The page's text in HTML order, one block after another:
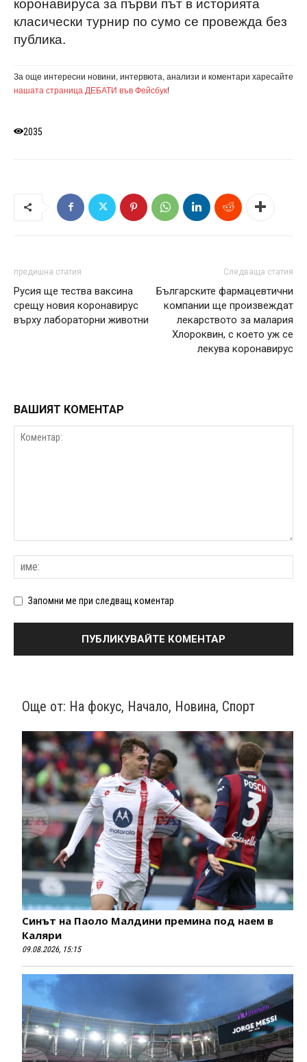
класически турнир по сумо се провежда без
публика.
За още интересни новини, интервюта, анализи и коментари харесайте
нашата страница ДЕБАТИ във Фейсбук!
2035
предишна статия
Русия ще тества ваксина
срещу новия коронавирус
върху лабораторни животни
Следваща статия
Българските фармацевтични
компании ще произвеждат
лекарството за малария
Хлороквин, с което уж се
лекува коронавирус
ВАШИЯТ КОМЕНТАР
Запомни ме при следващ коментар
Още от: На фокус, Начало, Новина, Спорт
Синът на Паоло Малдини премина под наем в
Каляри
09.08.2026, 15:15